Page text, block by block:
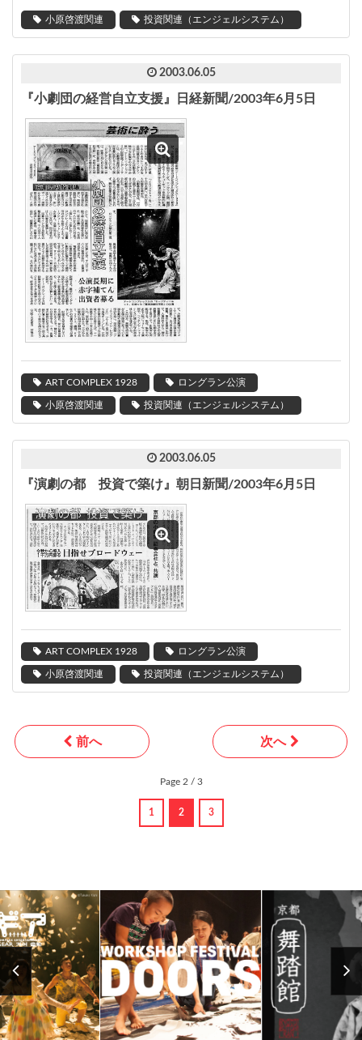
小原啓渡関連 投資関連（エンジェルシステム）
2003.06.05
『小劇団の経営自立支援』日経新聞/2003年6月5日
ART COMPLEX 1928 ロングラン公演
小原啓渡関連 投資関連（エンジェルシステム）
2003.06.05
『演劇の都 投資で築け』朝日新聞/2003年6月5日
ART COMPLEX 1928 ロングラン公演
小原啓渡関連 投資関連（エンジェルシステム）
Page 2 / 3
前へ
1 2 3
次へ